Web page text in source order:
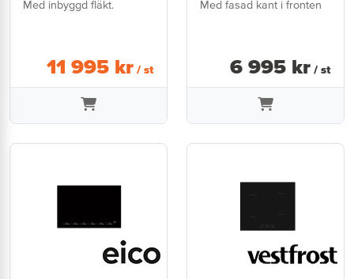
Med inbyggd fläkt.
11 995 kr / st
Med fasad kant i fronten
6 995 kr / st